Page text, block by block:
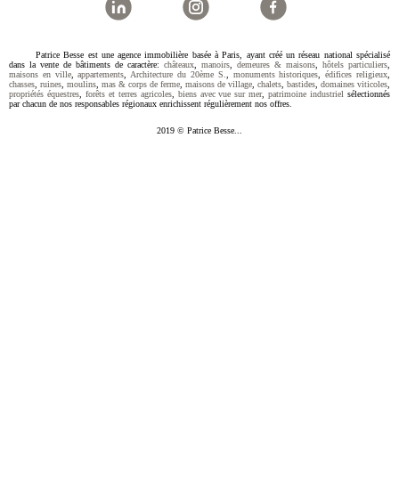
Patrice Besse est une agence immobilière basée à Paris, ayant créé un réseau national spécialisé
dans la vente de bâtiments de caractère: châteaux, manoirs, demeures & maisons, hôtels particuliers,
maisons en ville,appartements,Architecture du 20ème S., monuments historiques,édifices religieux,
chasses, ruines, moulins, mas & corps de ferme, maisons de village, chalets, bastides, domaines viticoles,
propriétés équestres, forêts et terres agricoles, biens avec vue sur mer,patrimoine industriel sélectionnés
par chacun de nos responsables régionaux enrichissent régulièrement nos offres.
2019 © Patrice Besse...